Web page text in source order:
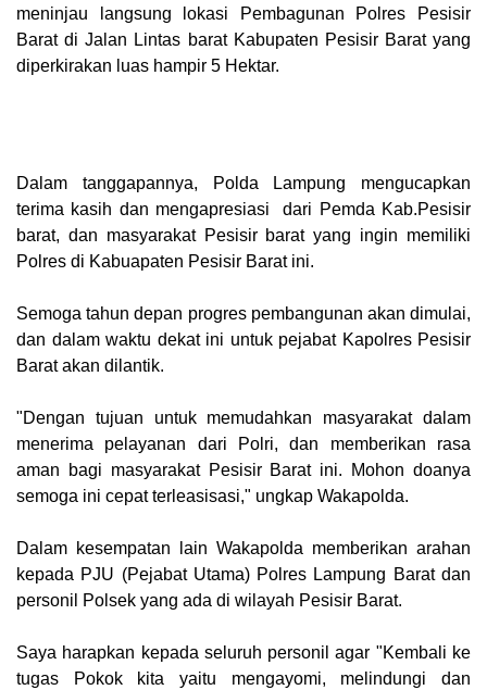
meninjau langsung lokasi Pembagunan Polres Pesisir
Barat di Jalan Lintas barat Kabupaten Pesisir Barat yang
diperkirakan luas hampir 5 Hektar.
Dalam tanggapannya, Polda Lampung mengucapkan
terima kasih dan mengapresiasi dari Pemda Kab.Pesisir
barat, dan masyarakat Pesisir barat yang ingin memiliki
Polres di Kabuapaten Pesisir Barat ini.
Semoga tahun depan progres pembangunan akan dimulai,
dan dalam waktu dekat ini untuk pejabat Kapolres Pesisir
Barat akan dilantik.
"Dengan tujuan untuk memudahkan masyarakat dalam
menerima pelayanan dari Polri, dan memberikan rasa
aman bagi masyarakat Pesisir Barat ini. Mohon doanya
semoga ini cepat terleasisasi," ungkap Wakapolda.
Dalam kesempatan lain Wakapolda memberikan arahan
kepada PJU (Pejabat Utama) Polres Lampung Barat dan
personil Polsek yang ada di wilayah Pesisir Barat.
Saya harapkan kepada seluruh personil agar "Kembali ke
tugas Pokok kita yaitu mengayomi, melindungi dan